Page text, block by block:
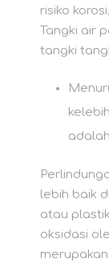
risiko
Tangki air
tangki
lebih baik
atau
oksidasi